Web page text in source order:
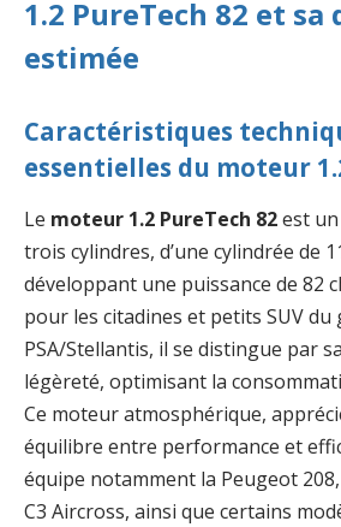
1.2 PureTech 82 et sa
estimée
Caractéristiques
essentielles du moteur
Le moteur 1.2 PureTech 82est
trois cylindres, d’une cylindrée de
développant une puissance de 82
pour les citadines et petits SUV du
PSA/Stellantis, il se distingue par
légèreté, optimisant la
Ce moteur atmosphérique,
équilibre entre performance et
équipe notamment la Peugeot
C3 Aircross, ainsi que certains